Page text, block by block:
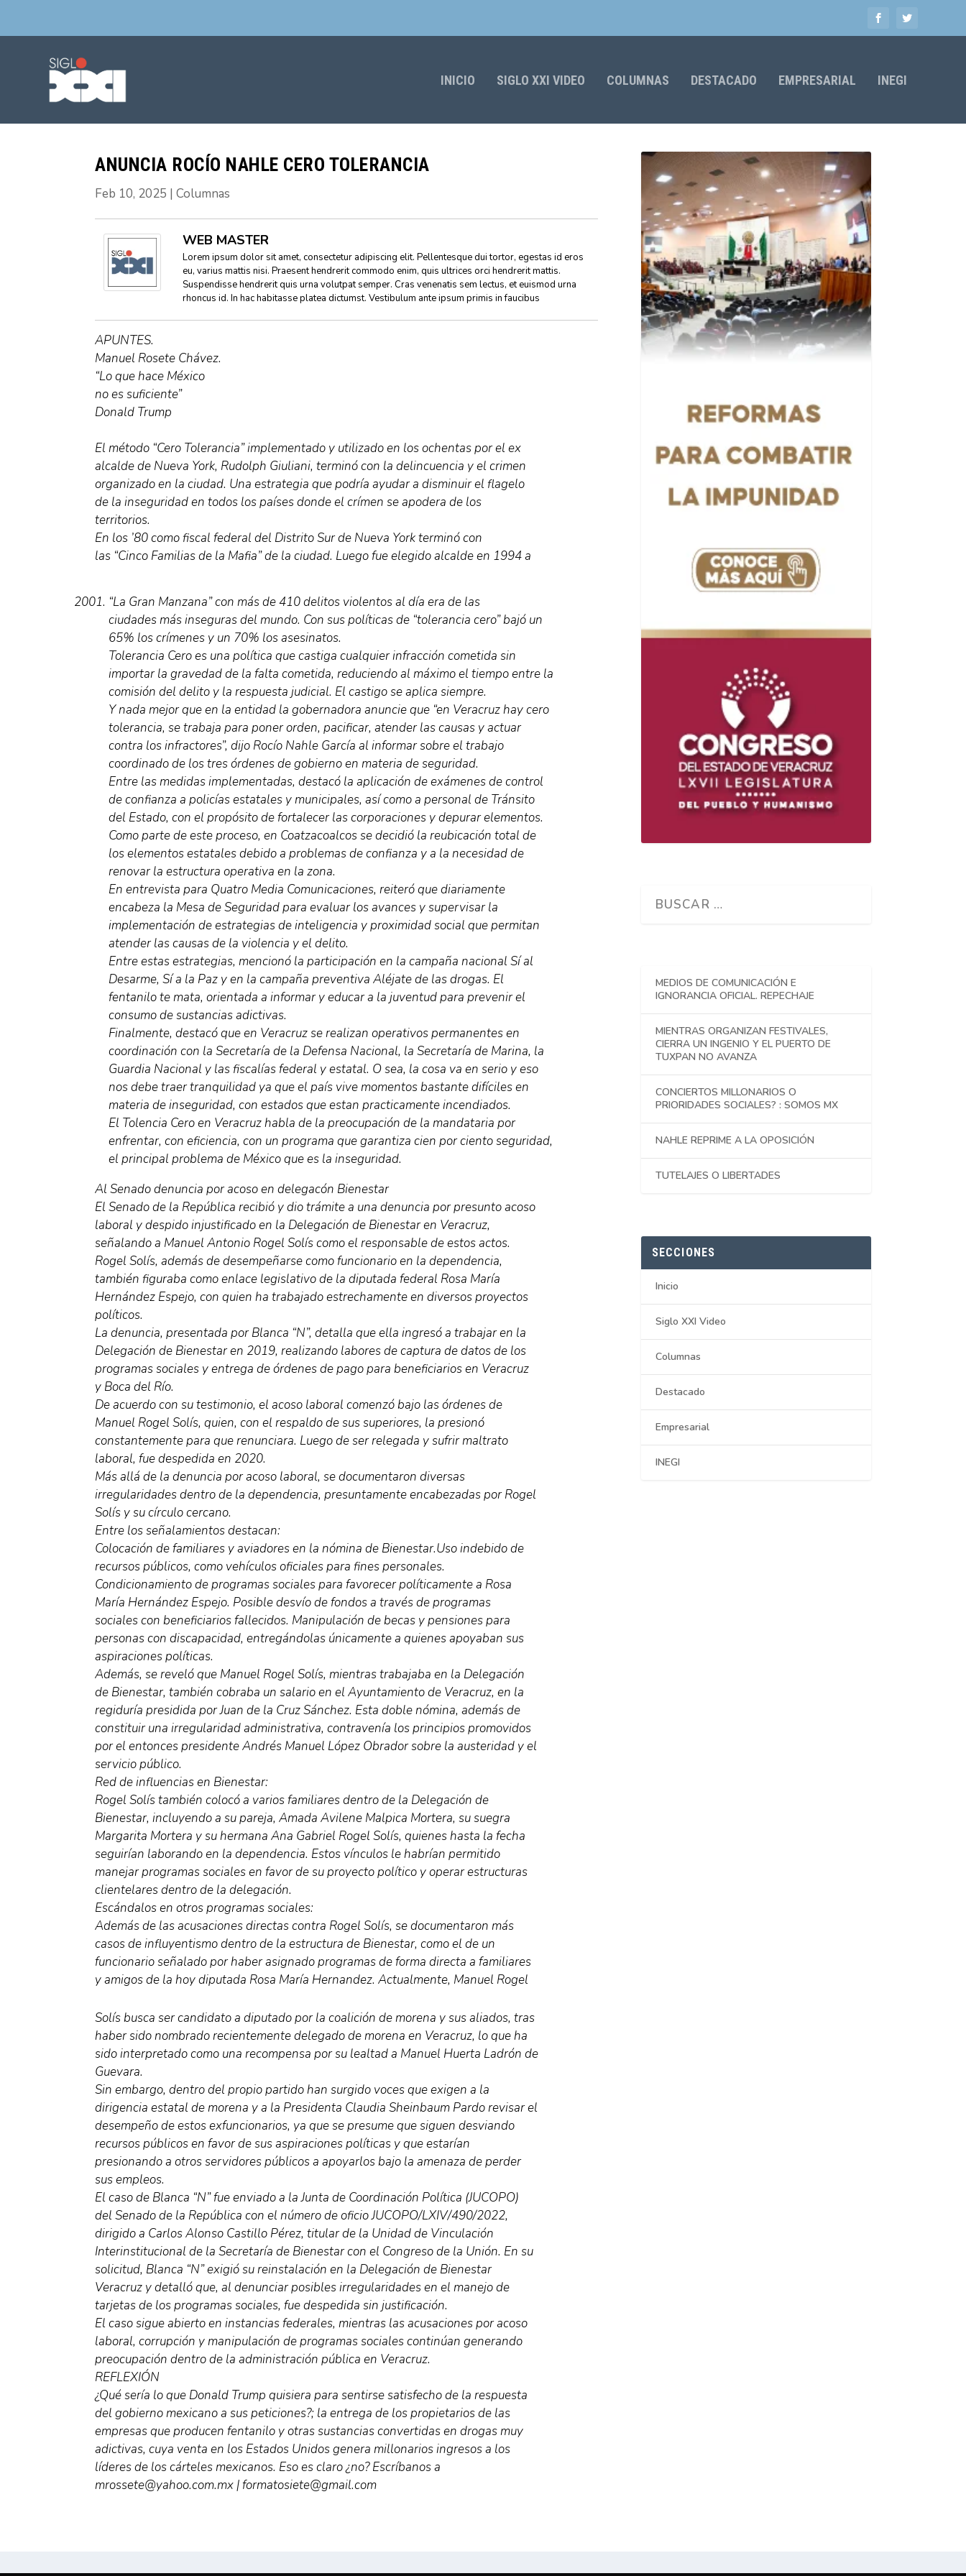
INICIO SIGLO XXI VIDEO COLUMNAS DESTACADO EMPRESARIAL INEGI
ANUNCIA ROCÍO NAHLE CERO TOLERANCIA
Feb 10, 2025 | Columnas
WEB MASTER
Lorem ipsum dolor sit amet, consectetur adipiscing elit. Pellentesque dui tortor, egestas id eros
eu, varius mattis nisi. Praesent hendrerit commodo enim, quis ultrices orci hendrerit mattis.
Suspendisse hendrerit quis urna volutpat semper. Cras venenatis sem lectus, et euismod urna
rhoncus id. In hac habitasse platea dictumst. Vestibulum ante ipsum primis in faucibus
APUNTES.
Manuel Rosete Chávez.
“Lo que hace México
no es suficiente”
Donald Trump
El método “Cero Tolerancia” implementado y utilizado en los ochentas por el ex
alcalde de Nueva York, Rudolph Giuliani, terminó con la delincuencia y el crimen
organizado en la ciudad. Una estrategia que podría ayudar a disminuir el flagelo
de la inseguridad en todos los países donde el crímen se apodera de los
territorios.
En los ’80 como fiscal federal del Distrito Sur de Nueva York terminó con
las “Cinco Familias de la Mafia” de la ciudad. Luego fue elegido alcalde en 1994 a
“La Gran Manzana” con más de 410 delitos violentos al día era de las
ciudades más inseguras del mundo. Con sus políticas de “tolerancia cero” bajó un
65% los crímenes y un 70% los asesinatos.
Tolerancia Cero es una política que castiga cualquier infracción cometida sin
importar la gravedad de la falta cometida, reduciendo al máximo el tiempo entre la
comisión del delito y la respuesta judicial. El castigo se aplica siempre.
Y nada mejor que en la entidad la gobernadora anuncie que “en Veracruz hay cero
tolerancia, se trabaja para poner orden, pacificar, atender las causas y actuar
contra los infractores”, dijo Rocío Nahle García al informar sobre el trabajo
coordinado de los tres órdenes de gobierno en materia de seguridad.
Entre las medidas implementadas, destacó la aplicación de exámenes de control
de confianza a policías estatales y municipales, así como a personal de Tránsito
del Estado, con el propósito de fortalecer las corporaciones y depurar elementos.
Como parte de este proceso, en Coatzacoalcos se decidió la reubicación total de
los elementos estatales debido a problemas de confianza y a la necesidad de
renovar la estructura operativa en la zona.
En entrevista para Quatro Media Comunicaciones, reiteró que diariamente
encabeza la Mesa de Seguridad para evaluar los avances y supervisar la
implementación de estrategias de inteligencia y proximidad social que permitan
atender las causas de la violencia y el delito.
Entre estas estrategias, mencionó la participación en la campaña nacional Sí al
Desarme, Sí a la Paz y en la campaña preventiva Aléjate de las drogas. El
fentanilo te mata, orientada a informar y educar a la juventud para prevenir el
consumo de sustancias adictivas.
Finalmente, destacó que en Veracruz se realizan operativos permanentes en
coordinación con la Secretaría de la Defensa Nacional, la Secretaría de Marina, la
Guardia Nacional y las fiscalías federal y estatal. O sea, la cosa va en serio y eso
nos debe traer tranquilidad ya que el país vive momentos bastante difíciles en
materia de inseguridad, con estados que estan practicamente incendiados.
El Tolencia Cero en Veracruz habla de la preocupación de la mandataria por
enfrentar, con eficiencia, con un programa que garantiza cien por ciento seguridad,
el principal problema de México que es la inseguridad.
Al Senado denuncia por acoso en delegacón Bienestar
El Senado de la República recibió y dio trámite a una denuncia por presunto acoso
laboral y despido injustificado en la Delegación de Bienestar en Veracruz,
señalando a Manuel Antonio Rogel Solís como el responsable de estos actos.
Rogel Solís, además de desempeñarse como funcionario en la dependencia,
también figuraba como enlace legislativo de la diputada federal Rosa María
Hernández Espejo, con quien ha trabajado estrechamente en diversos proyectos
políticos.
La denuncia, presentada por Blanca “N”, detalla que ella ingresó a trabajar en la
Delegación de Bienestar en 2019, realizando labores de captura de datos de los
programas sociales y entrega de órdenes de pago para beneficiarios en Veracruz
y Boca del Río.
De acuerdo con su testimonio, el acoso laboral comenzó bajo las órdenes de
Manuel Rogel Solís, quien, con el respaldo de sus superiores, la presionó
constantemente para que renunciara. Luego de ser relegada y sufrir maltrato
laboral, fue despedida en 2020.
Más allá de la denuncia por acoso laboral, se documentaron diversas
irregularidades dentro de la dependencia, presuntamente encabezadas por Rogel
Solís y su círculo cercano.
Entre los señalamientos destacan:
Colocación de familiares y aviadores en la nómina de Bienestar.Uso indebido de
recursos públicos, como vehículos oficiales para fines personales.
Condicionamiento de programas sociales para favorecer políticamente a Rosa
María Hernández Espejo. Posible desvío de fondos a través de programas
sociales con beneficiarios fallecidos. Manipulación de becas y pensiones para
personas con discapacidad, entregándolas únicamente a quienes apoyaban sus
aspiraciones políticas.
Además, se reveló que Manuel Rogel Solís, mientras trabajaba en la Delegación
de Bienestar, también cobraba un salario en el Ayuntamiento de Veracruz, en la
regiduría presidida por Juan de la Cruz Sánchez. Esta doble nómina, además de
constituir una irregularidad administrativa, contravenía los principios promovidos
por el entonces presidente Andrés Manuel López Obrador sobre la austeridad y el
servicio público.
Red de influencias en Bienestar:
Rogel Solís también colocó a varios familiares dentro de la Delegación de
Bienestar, incluyendo a su pareja, Amada Avilene Malpica Mortera, su suegra
Margarita Mortera y su hermana Ana Gabriel Rogel Solís, quienes hasta la fecha
seguirían laborando en la dependencia. Estos vínculos le habrían permitido
manejar programas sociales en favor de su proyecto político y operar estructuras
clientelares dentro de la delegación.
Escándalos en otros programas sociales:
Además de las acusaciones directas contra Rogel Solís, se documentaron más
casos de influyentismo dentro de la estructura de Bienestar, como el de un
funcionario señalado por haber asignado programas de forma directa a familiares
y amigos de la hoy diputada Rosa María Hernandez. Actualmente, Manuel Rogel
Solís busca ser candidato a diputado por la coalición de morena y sus aliados, tras
haber sido nombrado recientemente delegado de morena en Veracruz, lo que ha
sido interpretado como una recompensa por su lealtad a Manuel Huerta Ladrón de
Guevara.
Sin embargo, dentro del propio partido han surgido voces que exigen a la
dirigencia estatal de morena y a la Presidenta Claudia Sheinbaum Pardo revisar el
desempeño de estos exfuncionarios, ya que se presume que siguen desviando
recursos públicos en favor de sus aspiraciones políticas y que estarían
presionando a otros servidores públicos a apoyarlos bajo la amenaza de perder
sus empleos.
El caso de Blanca “N” fue enviado a la Junta de Coordinación Política (JUCOPO)
del Senado de la República con el número de oficio JUCOPO/LXIV/490/2022,
dirigido a Carlos Alonso Castillo Pérez, titular de la Unidad de Vinculación
Interinstitucional de la Secretaría de Bienestar con el Congreso de la Unión. En su
solicitud, Blanca “N” exigió su reinstalación en la Delegación de Bienestar
Veracruz y detalló que, al denunciar posibles irregularidades en el manejo de
tarjetas de los programas sociales, fue despedida sin justificación.
El caso sigue abierto en instancias federales, mientras las acusaciones por acoso
laboral, corrupción y manipulación de programas sociales continúan generando
preocupación dentro de la administración pública en Veracruz.
REFLEXIÓN
¿Qué sería lo que Donald Trump quisiera para sentirse satisfecho de la respuesta
del gobierno mexicano a sus peticiones?; la entrega de los propietarios de las
empresas que producen fentanilo y otras sustancias convertidas en drogas muy
adictivas, cuya venta en los Estados Unidos genera millonarios ingresos a los
líderes de los cárteles mexicanos. Eso es claro ¿no? Escríbanos a
mrossete@yahoo.com.mx | formatosiete@gmail.com
MEDIOS DE COMUNICACIÓN E
IGNORANCIA OFICIAL. REPECHAJE
MIENTRAS ORGANIZAN FESTIVALES,
CIERRA UN INGENIO Y EL PUERTO DE
TUXPAN NO AVANZA
CONCIERTOS MILLONARIOS O
PRIORIDADES SOCIALES? : SOMOS MX
NAHLE REPRIME A LA OPOSICIÓN
TUTELAJES O LIBERTADES
SECCIONES
Inicio
Siglo XXI Video
Columnas
Destacado
Empresarial
INEGI